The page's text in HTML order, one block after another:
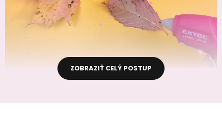
ZOBRAZIŤ CELÝ POSTUP